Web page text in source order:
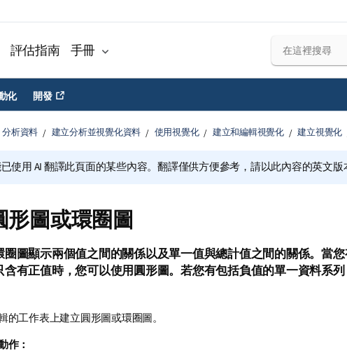
評估指南 手冊
化 開發
分析資料 建立分析並視覺化資料 使用視覺化 建立和編輯視覺化 建立視覺化
使用 AI 翻譯此頁面的某些內容。翻譯僅供方便參考，請以此內容的英文版
形圖或環圈圖
圈圖顯示兩個值之間的關係以及單一值與總計值之間的關係。當
含有正值時，您可以使用圓形圖。若您有包括負值的單一資料系
的工作表上建立圓形圖或環圈圖。
作：